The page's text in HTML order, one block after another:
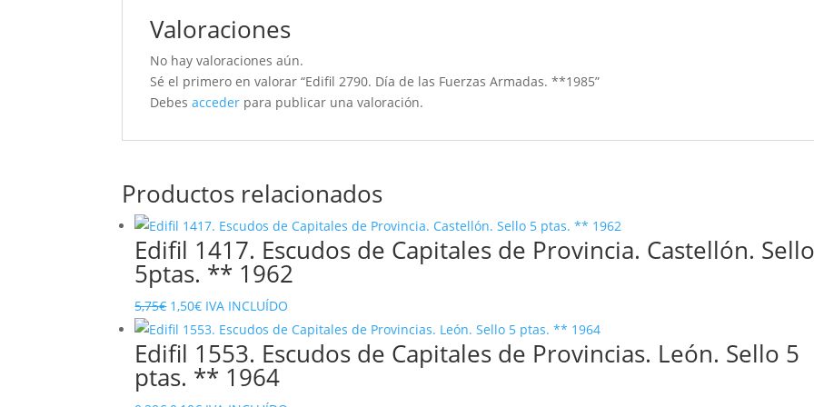
Valoraciones
No hay valoraciones aún.
Sé el primero en valorar “Edifil 2790. Día de las Fuerzas Armadas. **1985”
Debesacceder para publicar una valoración.
Productos relacionados
Edifil 1417. Escudos de Capitales de Provincia. Castellón.
5ptas. ** 1962
5,75€ El
precio
original
era:
1,50€El
precio
actual
es:
IVA INCLUÍDO
Edifil 1553. Escudos de Capitales de Provincias. León. Sello 5
ptas. ** 1964